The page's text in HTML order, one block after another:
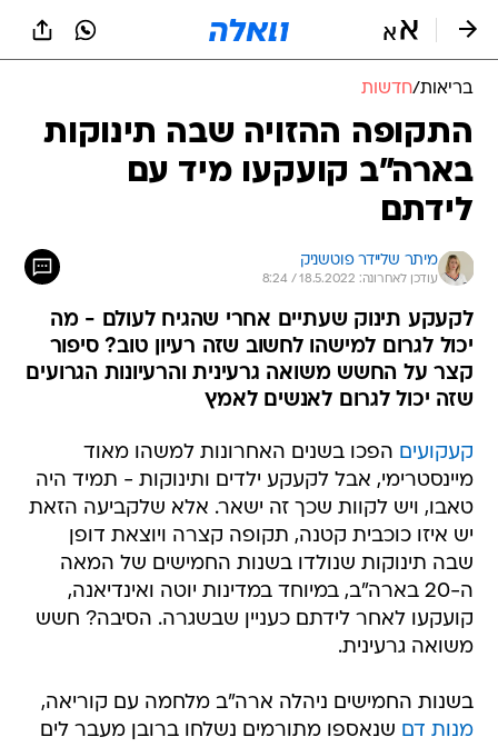
בריאות/חדשות
התקופה ההזויה שבה תינוקות
בארה"ב קועקעו מיד עם
לידתם
מיתר שליידר פוטשניק
עודכן לאחרונה: 18.5.2022 / 8:24
לקעקע תינוק שעתיים אחרי שהגיח לעולם - מה
יכול לגרום למישהו לחשוב שזה רעיון טוב? סיפור
קצר על החשש משואה גרעינית והרעיונות הגרועים
שזה יכול לגרום לאנשים לאמץ
קעקועים הפכו בשנים האחרונות למשהו מאוד
מיינסטרימי, אבל לקעקע ילדים ותינוקות - תמיד היה
טאבו, ויש לקוות שכך זה ישאר. אלא שלקביעה הזאת
יש איזו כוכבית קטנה, תקופה קצרה ויוצאת דופן
שבה תינוקות שנולדו בשנות החמישים של המאה
ה-20 בארה"ב, במיוחד במדינות יוטה ואינדיאנה,
קועקעו לאחר לידתם כעניין שבשגרה. הסיבה? חשש
משואה גרעינית.
בשנות החמישים ניהלה ארה"ב מלחמה עם קוריאה,
מנות דם שנאספו מתורמים נשלחו ברובן מעבר לים